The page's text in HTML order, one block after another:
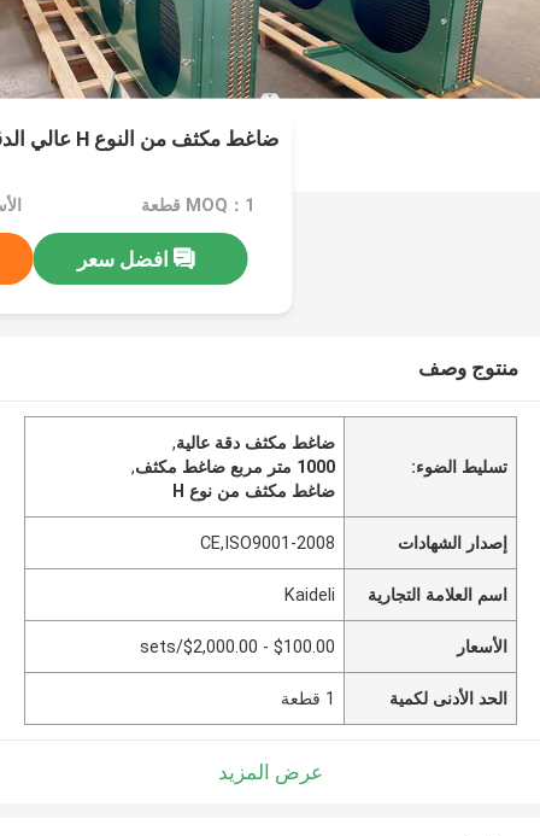
ضاغط مكثف من النوع H عالي الدقة 1000 متر مربع
MOQ：1 قطعة
افضل سعر
منتوج وصف
تسليط الضوء:
ضاغط مكثف دقة عالية,
1000 متر مربع ضاغط مكثف
,
ضاغط مكثف من نوع H
إصدار الشهادات CE,ISO9001-2008
اسم العلامة التجارية Kaideli
الأسعار $100.00 - $2,000.00/sets
الحد الأدنى لكمية 1 قطعة
عرض المزيد